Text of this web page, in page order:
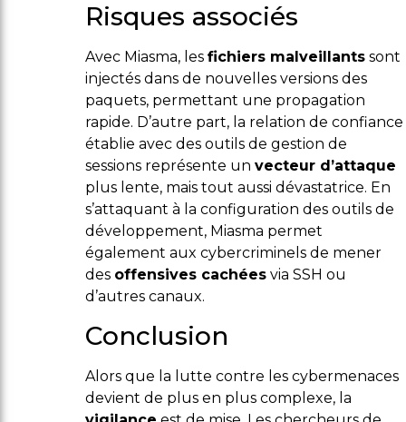
Risques associés
Avec Miasma, les fichiers malveillants sont
injectés dans de nouvelles versions des
paquets, permettant une propagation
rapide. D’autre part, la relation de confiance
établie avec des outils de gestion de
sessions représente un vecteur d’attaque
plus lente, mais tout aussi dévastatrice. En
s’attaquant à la configuration des outils de
développement, Miasma permet
également aux cybercriminels de mener
des offensives cachées via SSH ou
d’autres canaux.
Conclusion
Alors que la lutte contre les cybermenaces
devient de plus en plus complexe, la